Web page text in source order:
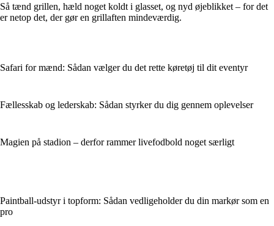
Så tænd grillen, hæld noget koldt i glasset, og nyd øjeblikket – for det
er netop det, der gør en grillaften mindeværdig.
Safari for mænd: Sådan vælger du det rette køretøj til dit eventyr
Fællesskab og lederskab: Sådan styrker du dig gennem oplevelser
Magien på stadion – derfor rammer livefodbold noget særligt
Paintball-udstyr i topform: Sådan vedligeholder du din markør som en
pro